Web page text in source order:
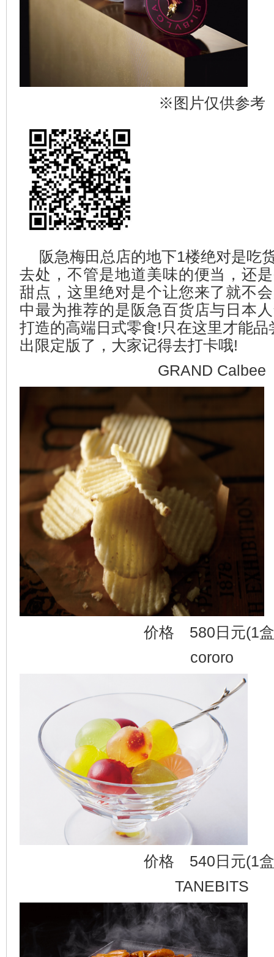
※图片仅供参考
阪急梅田总店的地下1楼绝对是吃
去处，不管是地道美味的便当，还
甜点，这里绝对是个让您来了就不
中最为推荐的是阪急百货店与日本
打造的高端日式零食!只在这里才能
出限定版了，大家记得去打卡哦!
GRAND Calbee
价格 580日元(1
cororo
价格 540日元(1
TANEBITS